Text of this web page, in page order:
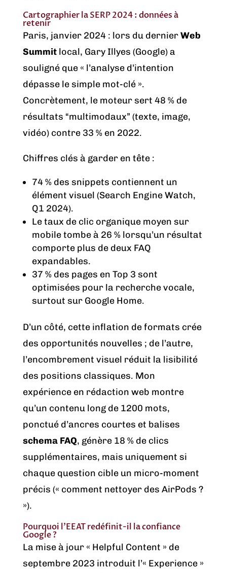
Cartographier la SERP 2024 : données à
retenir
Paris, janvier 2024 : lors du dernierWeb
Summitlocal, Gary Illyes (Google) a
souligné que « l’analyse d’intention
dépasse le simple mot-clé ».
Concrètement, le moteur sert 48 % de
résultats “multimodaux” (texte, image,
vidéo) contre 33 % en 2022.
Chiffres clés à garder en tête :
74 % des snippets contiennent un
élément visuel (Search Engine Watch,
Q1 2024).
Le taux de clic organique moyen sur
mobile tombe à 26 % lorsqu’un résultat
comporte plus de deux FAQ
expandables.
37 % des pages en Top 3 sont
optimisées pour la recherche vocale,
surtout sur Google Home.
D’un côté, cette inflation de formats crée
des opportunités nouvelles ; de l’autre,
l’encombrement visuel réduit la lisibilité
des positions classiques. Mon
expérience en rédaction web montre
qu’un contenu long de 1200 mots,
ponctué d’ancres courtes et balises
schema FAQ, génère 18 % de clics
supplémentaires, mais uniquement si
chaque question cible un micro-moment
précis (« comment nettoyer des AirPods ?
»).
Pourquoi l’EEAT redéfinit-il la confiance
Google ?
La mise à jour « Helpful Content » de
septembre 2023 introduit l’« Experience »